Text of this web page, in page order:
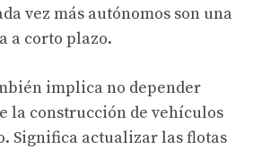
vez más autónomos son una
a corto plazo.
implica no depender
la construcción de vehículos
Significa actualizar las flotas